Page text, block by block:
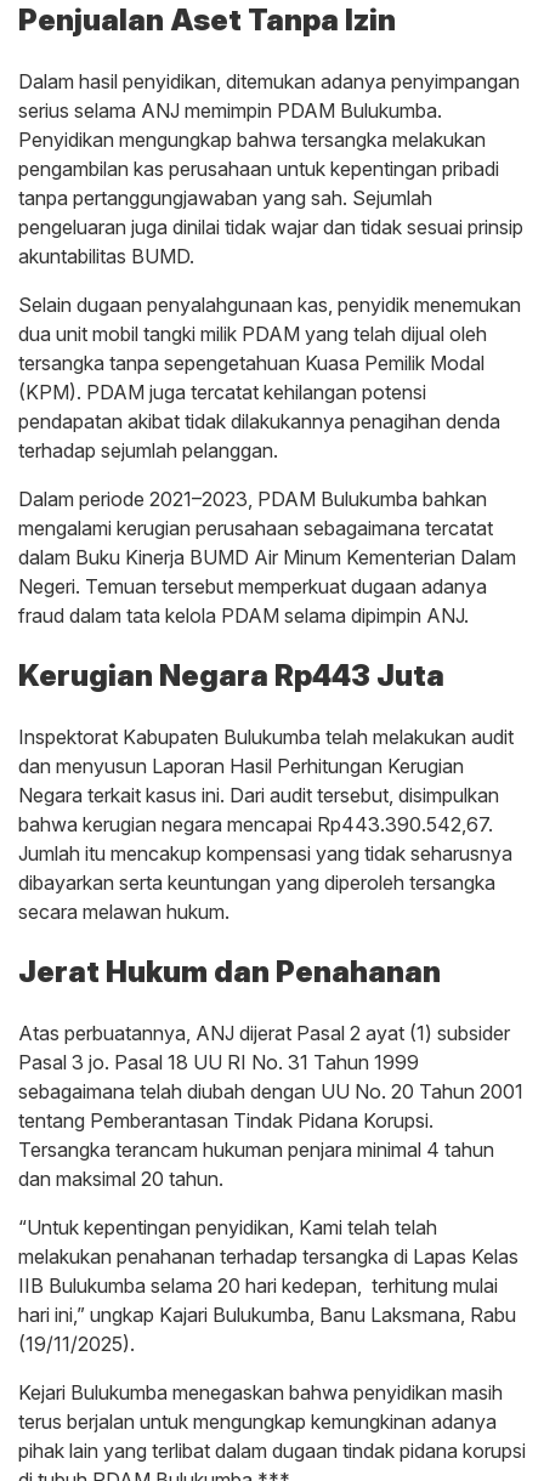
Penjualan Aset Tanpa Izin
Dalam hasil penyidikan, ditemukan adanya penyimpangan
serius selama ANJ memimpin PDAM Bulukumba.
Penyidikan mengungkap bahwa tersangka melakukan
pengambilan kas perusahaan untuk kepentingan pribadi
tanpa pertanggungjawaban yang sah. Sejumlah
pengeluaran juga dinilai tidak wajar dan tidak sesuai prinsip
akuntabilitas BUMD.
Selain dugaan penyalahgunaan kas, penyidik menemukan
dua unit mobil tangki milik PDAM yang telah dijual oleh
tersangka tanpa sepengetahuan Kuasa Pemilik Modal
(KPM). PDAM juga tercatat kehilangan potensi
pendapatan akibat tidak dilakukannya penagihan denda
terhadap sejumlah pelanggan.
Dalam periode 2021–2023, PDAM Bulukumba bahkan
mengalami kerugian perusahaan sebagaimana tercatat
dalam Buku Kinerja BUMD Air Minum Kementerian Dalam
Negeri. Temuan tersebut memperkuat dugaan adanya
fraud dalam tata kelola PDAM selama dipimpin ANJ.
Kerugian Negara Rp443 Juta
Inspektorat Kabupaten Bulukumba telah melakukan audit
dan menyusun Laporan Hasil Perhitungan Kerugian
Negara terkait kasus ini. Dari audit tersebut, disimpulkan
bahwa kerugian negara mencapai Rp443.390.542,67.
Jumlah itu mencakup kompensasi yang tidak seharusnya
dibayarkan serta keuntungan yang diperoleh tersangka
secara melawan hukum.
Jerat Hukum dan Penahanan
Atas perbuatannya, ANJ dijerat Pasal 2 ayat (1) subsider
Pasal 3 jo. Pasal 18 UU RI No. 31 Tahun 1999
sebagaimana telah diubah dengan UU No. 20 Tahun 2001
tentang Pemberantasan Tindak Pidana Korupsi.
Tersangka terancam hukuman penjara minimal 4 tahun
dan maksimal 20 tahun.
“Untuk kepentingan penyidikan, Kami telah telah
melakukan penahanan terhadap tersangka di Lapas Kelas
IIB Bulukumba selama 20 hari kedepan, terhitung mulai
hari ini,” ungkap Kajari Bulukumba, Banu Laksmana, Rabu
(19/11/2025).
Kejari Bulukumba menegaskan bahwa penyidikan masih
terus berjalan untuk mengungkap kemungkinan adanya
pihak lain yang terlibat dalam dugaan tindak pidana korupsi